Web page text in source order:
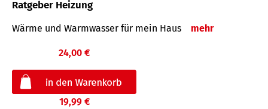
Ratgeber Heizung
Wärme und Warmwasser für mein Haus mehr
24,00 €
19,99 €